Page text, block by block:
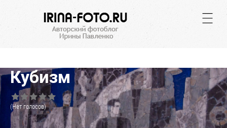
.
Кубизм
(Нет голосов)